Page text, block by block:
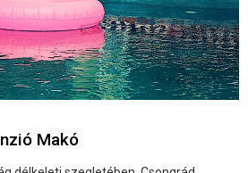
Makó